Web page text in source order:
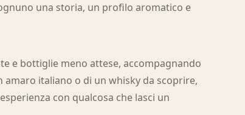
una storia, un profilo aromatico e
e bottiglie meno attese, accompagnando
amaro italiano o di un whisky da scoprire,
con qualcosa che lasci un